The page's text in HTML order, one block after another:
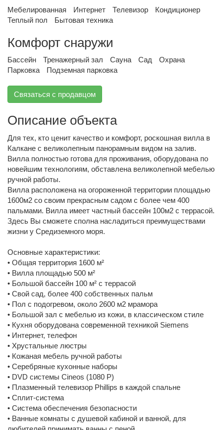
Мебелированная Интернет Телевизор
Кондиционер
Теплый пол
Бытовая техника
Комфорт снаружи
Бассейн Тренажерный зал Сауна Сад
Охрана
Парковка
Подземная парковка
Связаться с продавцом
Описание объекта
Для тех, кто ценит качество и комфорт, роскошная вилла в
Калкане с великолепным панорамным видом на залив.
Вилла полностью готова для проживания, оборудована по
новейшим технологиям, обставлена великолепной мебелью
ручной работы.
Вилла расположена на огороженной территории площадью
1600м2 со своим прекрасным садом с более чем 400
пальмами. Вилла имеет частный бассейн 100м2 с террасой.
Здесь Вы сможете сполна насладиться преимуществами
жизни у Средиземного моря.
Основные характеристики:
• Общая территория 1600 м²
• Вилла площадью 500 м²
• Большой бассейн 100 м² с террасой
• Свой сад, более 400 собственных пальм
• Пол с подогревом, около 2600 м2 мрамора
• Большой зал с мебелью из кожи, в классическом стиле
• Кухня оборудована современной техникой Siemens
• Интернет, телефон
• Хрустальные люстры
• Кожаная мебель ручной работы
• Серебряные кухонные наборы
• DVD системы Cineos (1080 P)
• Плазменный телевизор Phillips в каждой спальне
• Сплит-система
• Система обеспечения безопасности
• Ванные комнаты с душевой кабиной и ванной, для